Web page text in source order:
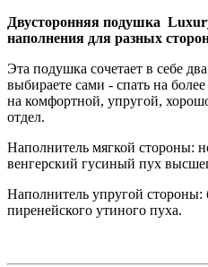
Двусторонняя подушка
наполнения для разных
Эта подушка сочетает в себе
выбираете сами - спать на
на комфортной, упругой,
отдел.
Наполнитель мягкой стороны:
венгерский гусиный пух
Наполнитель упругой стороны:
пиренейского утиного пуха.